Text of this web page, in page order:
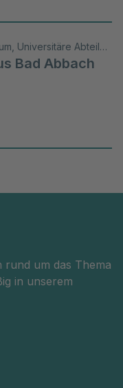
Center of Excellence / Exzellenzzentrum, Universitäre Abteilung, Akutklinik, Akad. Lehrkrankenhaus, Wiss. Aktivitäten
Bad Abbach
rund um das Thema
in unserem